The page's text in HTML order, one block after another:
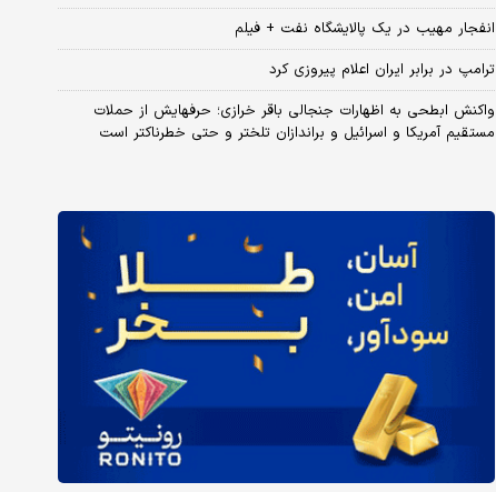
انفجار مهیب در یک پالایشگاه نفت + فیلم
ترامپ در برابر ایران اعلام پیروزی کرد
واکنش ابطحی به اظهارات جنجالی باقر خرازی؛ حرفهایش از حملات
مستقیم آمریکا و اسرائیل و براندازان تلختر و حتی خطرناکتر است